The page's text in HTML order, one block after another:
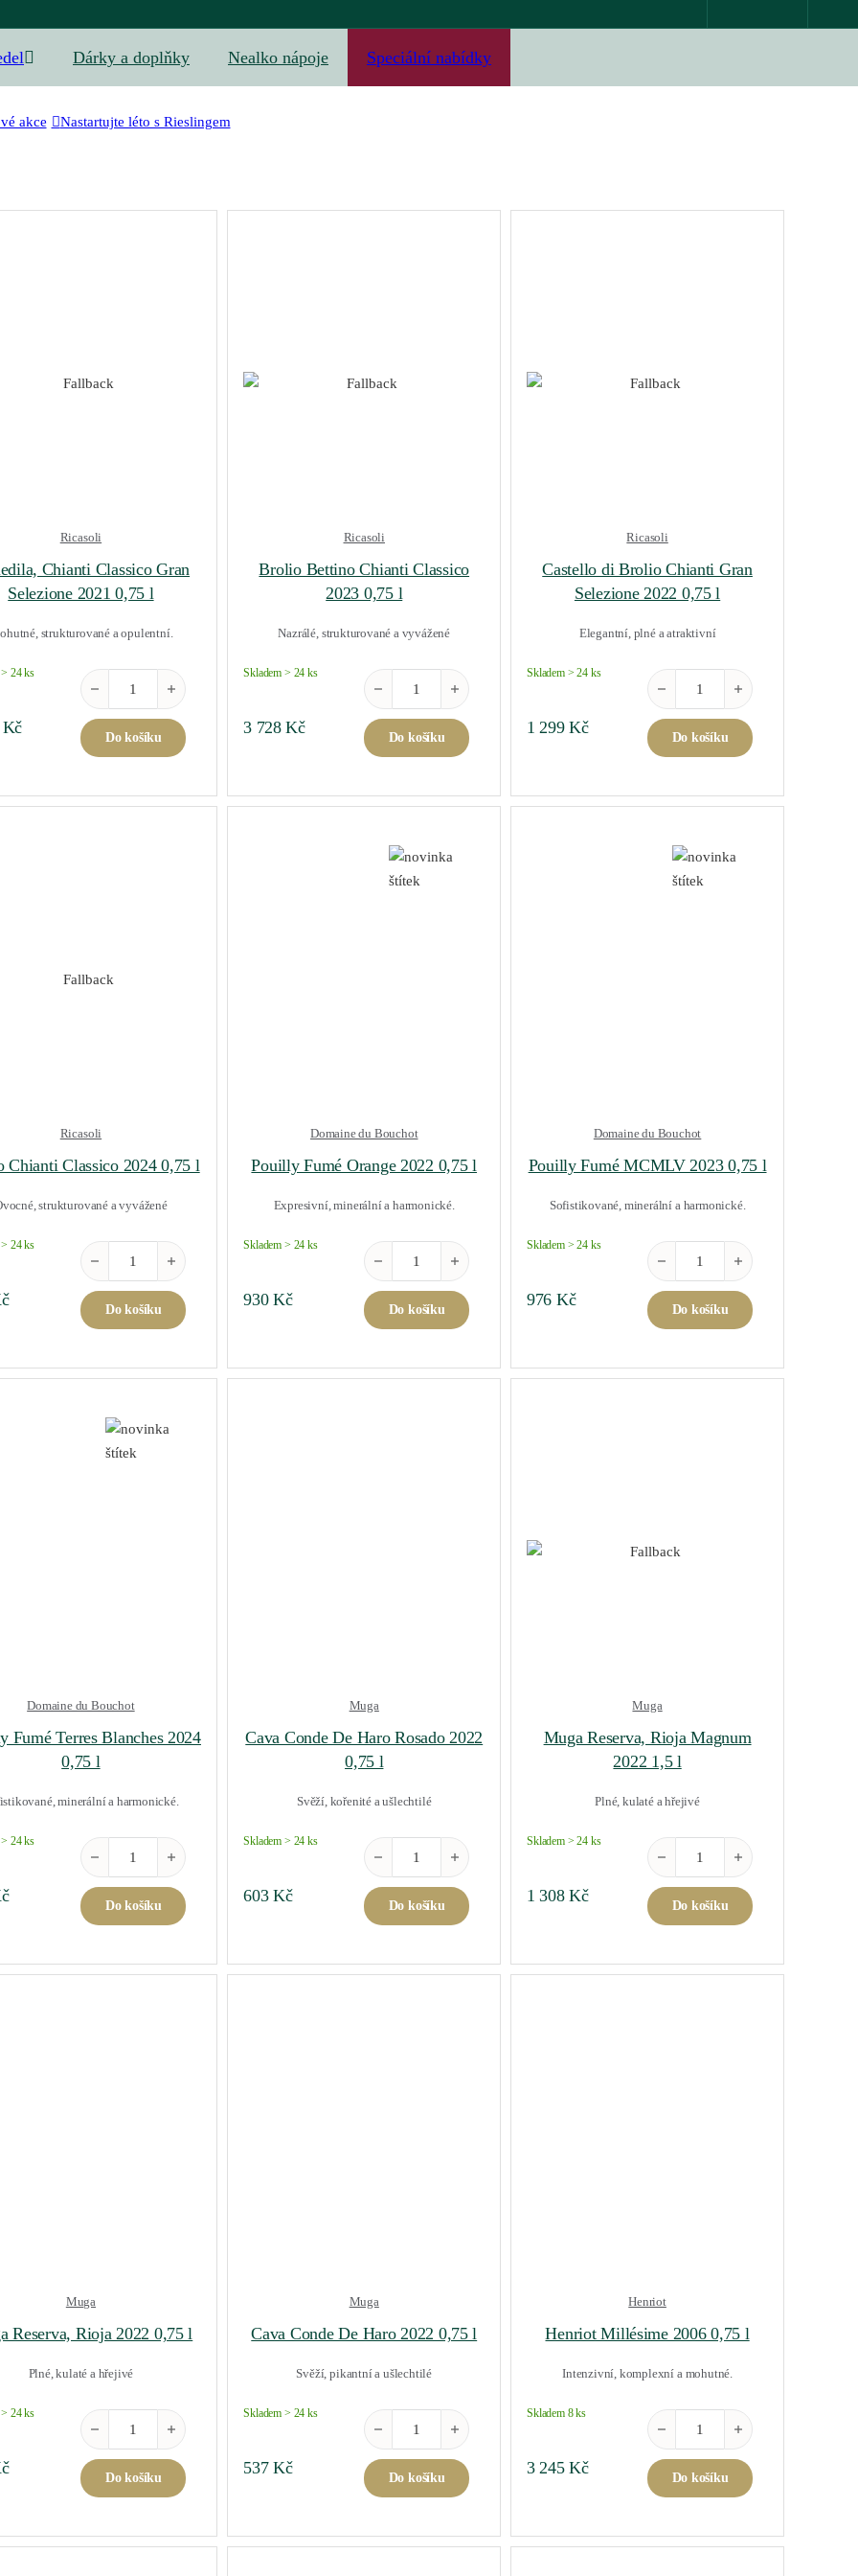
Dárky a doplňky Nealko nápoje Speciální nabídky
akce Nastartujte léto s Rieslingem
Ricasoli
Chianti Classico Gran
Selezione 2021 0,75 l
strukturované a opulentní.
24 ks
Kč
Colledila, Chianti Classico Gran Selezione 2021 0,75 l množství
Do košíku
Ricasoli
Brolio Bettino Chianti Classico
2023 0,75 l
Nazrálé, strukturované a vyvážené
Skladem > 24 ks
3 728Kč
Brolio Bettino Chianti Classico 2023 0,75 l množství
Do košíku
Ricasoli
Castello di Brolio Chianti Gran
Selezione 2022 0,75 l
Elegantní, plné a atraktivní
Skladem > 24 ks
1 299Kč
Castello di Brolio Chianti Gran
Do košíku
Ricasoli
Chianti Classico 2024 0,75 l
strukturované a vyvážené
24 ks Brolio Chianti Classico 2024 0,75 l množství
Do košíku
Domaine du Bouchot
Pouilly Fumé Orange 2022 0,75 l
Expresivní, minerální a harmonické.
Skladem > 24 ks
930Kč
Pouilly Fumé Orange 2022 0,75 l množství
Do košíku
Domaine du Bouchot
Pouilly Fumé MCMLV 2023 0,75 l
Sofistikované, minerální a harmonické.
Skladem > 24 ks
976 Kč
Pouilly Fumé MCMLV 2023 0,75
Do košíku
Domaine du Bouchot
Fumé Terres Blanches 2024
0,75 l
minerální a harmonické.
24 ks Pouilly Fumé Terres Blanches 2024 0,75 l množství
Do košíku
Muga
Cava Conde De Haro Rosado 2022
0,75 l
Svěží, kořenité a ušlechtilé
Skladem > 24 ks
603Kč
Cava Conde De Haro Rosado 2022 0,75 l množství
Do košíku
Muga
Muga Reserva, Rioja Magnum
2022 1,5 l
Plné, kulaté a hřejivé
Skladem > 24 ks
1 308Kč
Muga Reserva, Rioja Magnum
Do košíku
Muga
Reserva, Rioja 2022 0,75 l
Plné, kulaté a hřejivé
24 ks Muga Reserva, Rioja 2022 0,75 l množství
Do košíku
Muga
Cava Conde De Haro 2022 0,75 l
Svěží, pikantní a ušlechtilé
Skladem > 24 ks
537Kč
Cava Conde De Haro 2022 0,75 l množství
Do košíku
Henriot
Henriot Millésime 2006 0,75 l
Intenzivní, komplexní a mohutné.
Skladem 8 ks
3 245Kč
Henriot Millésime 2006 0,75 l
Do košíku